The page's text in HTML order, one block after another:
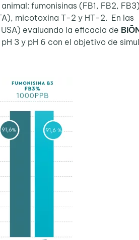
fumonisinas (FB1, FB2,
micotoxina T-2 y HT-2. En las
evaluando la eficacia de
3 y pH 6 con el objetivo de